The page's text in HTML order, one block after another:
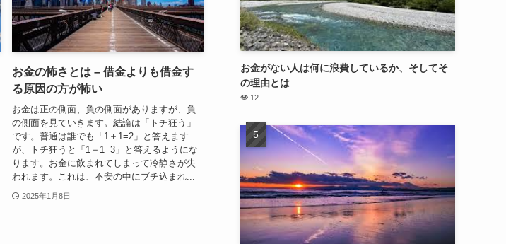
お金の怖さとは – 借金よりも借金す
る原因の方が怖い
お金は正の側面、負の側面がありますが、負
の側面を見ていきます。結論は「トチ狂う」
です。普通は誰でも「1＋1=2」と答えます
が、トチ狂うと「1＋1=3」と答えるようにな
ります。お金に飲まれてしまって冷静さが失
われます。これは、不安の中にブチ込まれ...
2025年1月8日
お金がない人は何に浪費しているか、そしてそ
の理由とは
12